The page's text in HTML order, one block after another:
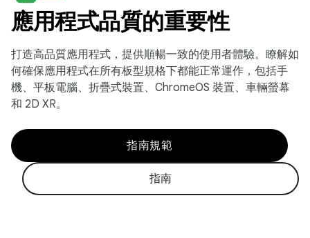
應用程式品質的重要性
打造高品質應用程式，提供順暢一致的使用者體驗。瞭解如
何確保應用程式在所有板型規格下都能正常運作，包括手
機、平板電腦、折疊式裝置、ChromeOS 裝置、車輛螢幕
和 2D XR。
指南規範
指南